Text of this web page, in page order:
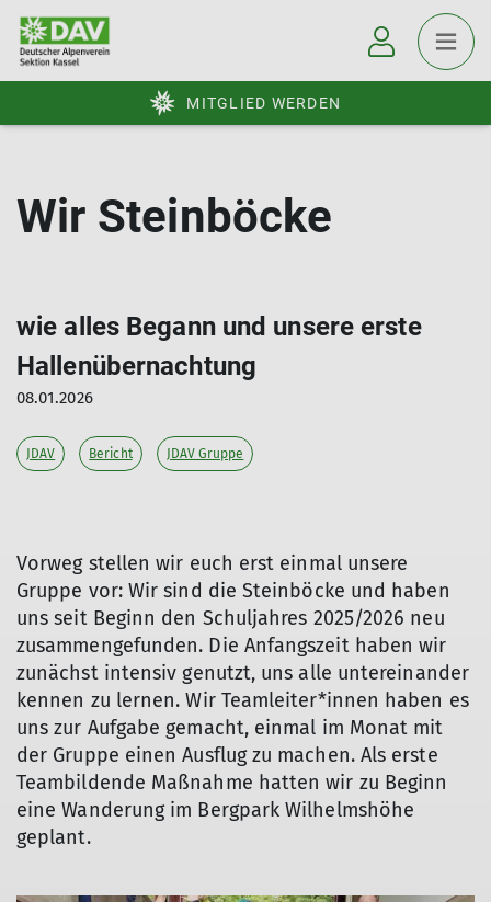
MITGLIED WERDEN
Wir Steinböcke
wie alles Begann und unsere erste
Hallenübernachtung
08.01.2026
JDAV Bericht JDAV Gruppe
Vorweg stellen wir euch erst einmal unsere
Gruppe vor: Wir sind die Steinböcke und haben
uns seit Beginn den Schuljahres 2025/2026 neu
zusammengefunden. Die Anfangszeit haben wir
zunächst intensiv genutzt, uns alle untereinander
kennen zu lernen. Wir Teamleiter*innen haben es
uns zur Aufgabe gemacht, einmal im Monat mit
der Gruppe einen Ausflug zu machen. Als erste
Teambildende Maßnahme hatten wir zu Beginn
eine Wanderung im Bergpark Wilhelmshöhe
geplant.